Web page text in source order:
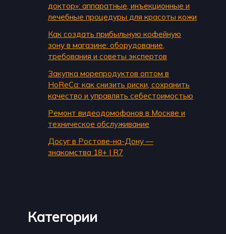
доктор»: аппаратные, инъекционные и
лечебные процедуры для красоты кожи
Как создать прибыльную кофейную
зону в магазине: оборудование,
требования и советы экспертов
Закупка морепродуктов оптом в
HoReCa: как снизить риски, сохранить
качество и управлять себестоимостью
Ремонт видеодомофонов в Москве и
техническое обслуживание
Досуг в Ростове-на-Дону —
знакомства 18+ | R7
Категории